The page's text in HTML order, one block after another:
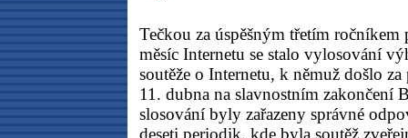
Tečkou za úspěšným třetím ročníkem
měsíc Internetu se stalo vylosování
soutěže o Internetu, k němuž došlo
11. dubna na slavnostním zakončení
slosování byly zařazeny správné
deseti periodik, kde byla soutěž